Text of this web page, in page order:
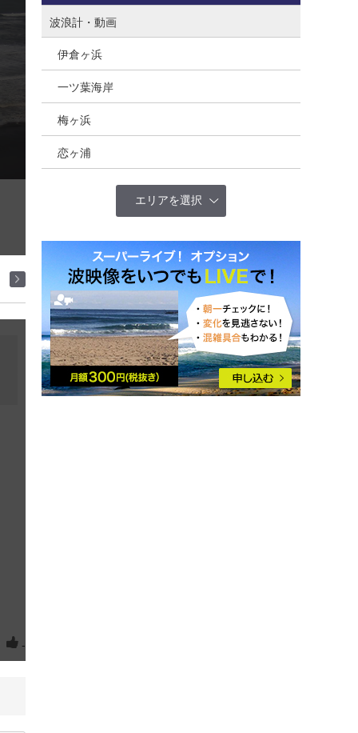
-
波浪計・動画
伊倉ヶ浜
一ツ葉海岸
梅ヶ浜
恋ヶ浦
エリアを選択
全国(概況)
北海道
東北
茨城
千葉北